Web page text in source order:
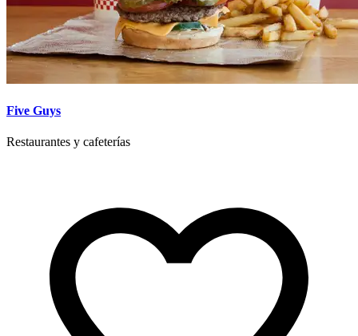
Five Guys
Restaurantes y cafeterías